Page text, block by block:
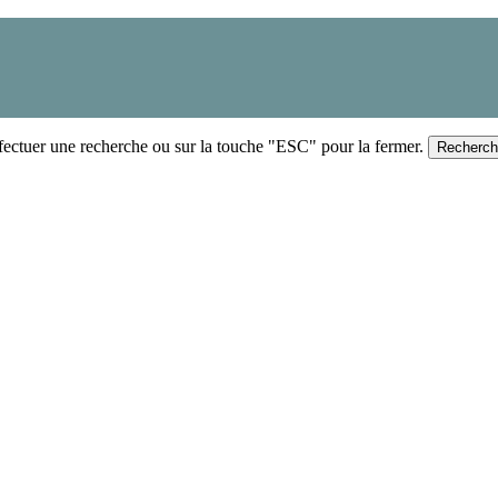
une recherche ou sur la touche "ESC" pour la fermer.